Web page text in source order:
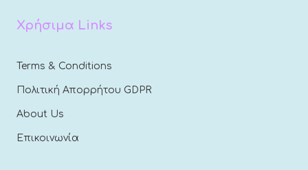
Χρήσιμα Links
Terms & Conditions
Πολιτική Απορρήτου GDPR
About Us
Επικοινωνία